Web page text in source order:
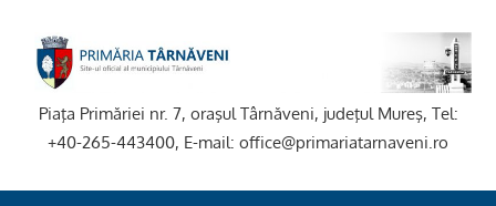
content
Piaţa Primăriei nr. 7, oraşul Târnăveni, judeţul Mureş, Tel:
+40-265-443400, E-mail: office@primariatarnaveni.ro